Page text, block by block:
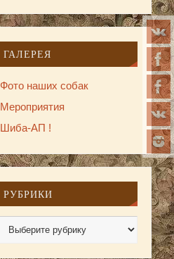
ГАЛЕРЕЯ
Фото наших собак
Мероприятия
Шиба-АП !
РУБРИКИ